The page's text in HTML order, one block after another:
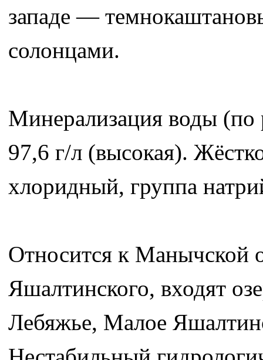
западе —
солонцами.
Минерализация воды (по
97,6 г/л (высокая).
хлоридный, группа
Относится к Манычской
Яшалтинского, входят
Лебяжье, Малое